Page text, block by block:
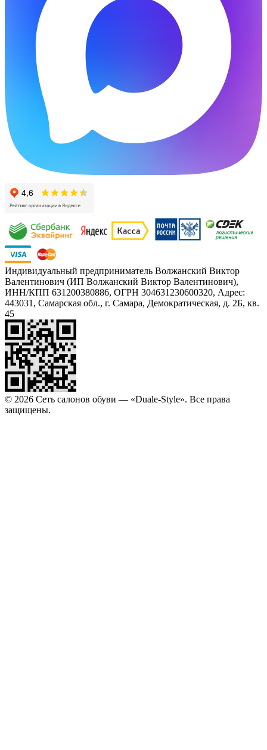
Индивидуальный предприниматель Волжанский Виктор
Валентинович (ИП Волжанский Виктор Валентинович),
ИНН/КПП 631200380886, ОГРН 304631230600320, Адрес:
443031, Самарская обл., г. Самара, Демократическая, д. 2Б, кв.
45
© 2026 Сеть салонов обуви — «Duale-Style». Все права
защищены.